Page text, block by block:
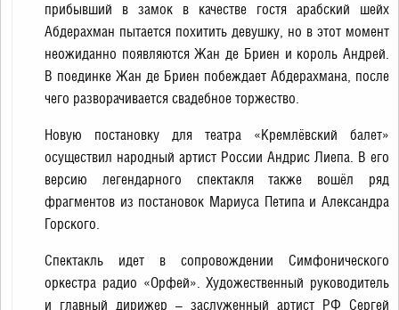
прибывший в замок в качестве гостя арабский шейх
Абдерахман пытается похитить девушку, но в этот момент
неожиданно появляются Жан де Бриен и король Андрей.
В поединке Жан де Бриен побеждает Абдерахмана, после
чего разворачивается свадебное торжество.
Новую постановку для театра «Кремлёвский балет»
осуществил народный артист России Андрис Лиепа. В его
версию легендарного спектакля также вошёл ряд
фрагментов из постановок Мариуса Петипа и Александра
Горского.
Спектакль идет в сопровождении Симфонического
оркестра радио «Орфей». Художественный руководитель
и главный дирижер – заслуженный артист РФ Сергей